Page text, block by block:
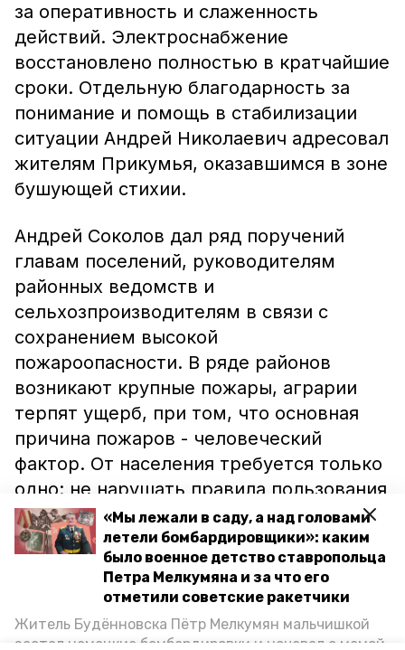
«Мы лежали в саду, а над головами
летели бомбардировщики»: каким
было военное детство ставропольца
Петра Мелкумяна и за что его
отметили советские ракетчики
Житель Будённовска Пётр Мелкумян мальчишкой
застал немецкие бомбардировки и ночевал с мамой
за оперативность и слаженность
действий. Электроснабжение
восстановлено полностью в кратчайшие
сроки. Отдельную благодарность за
понимание и помощь в стабилизации
ситуации Андрей Николаевич адресовал
жителям Прикумья, оказавшимся в зоне
бушующей стихии.
Андрей Соколов дал ряд поручений
главам поселений, руководителям
районных ведомств и
сельхозпроизводителям в связи с
сохранением высокой
пожароопасности. В ряде районов
возникают крупные пожары, аграрии
терпят ущерб, при том, что основная
причина пожаров - человеческий
фактор. От населения требуется только
одно: не нарушать правила пользования
огнем. По поручению главы района
вокруг полей создадут защитные
полосы, выкосят траву, организуют в
необходимом объёме подвоз воды.
Какранее сообщалось,власти